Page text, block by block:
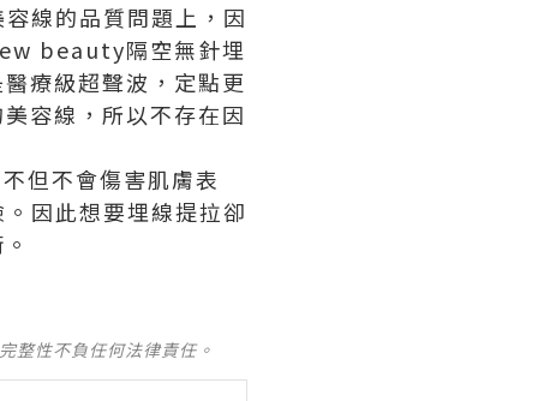
線的品質問題上，因
beauty隔空無針埋
療級超聲波，定點更
容線，所以不存在因
但不會傷害肌膚表
因此想要埋線提拉卻
整性不負任何法律責任。